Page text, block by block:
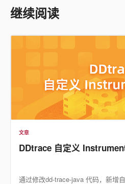
继续阅读
文章
DDtrace 自定义
通过修改dd-trace-java 代码，新增